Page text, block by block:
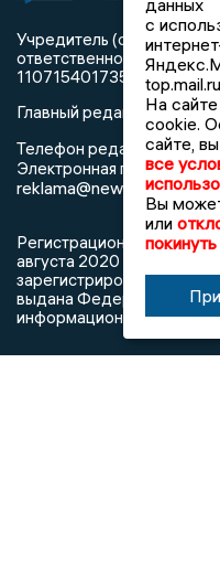
Учредитель
ответственностью
1107154017354)
Главный редактор: Мазов
Телефон редакции:8
Электронная почта
reklama@newsvladimir.ru
Регистрационный
августа 2020 г. согласно
зарегистрированных
выдана Федеральной
информационных
данных
с
На
cookie.
сайте,
все
Вы
или